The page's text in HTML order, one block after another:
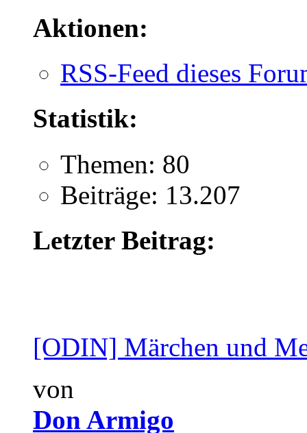
Aktionen:
RSS-Feed dieses
Statistik:
Themen: 80
Beiträge: 13.207
Letzter Beitrag:
[ODIN] Märchen und
von
Don Armigo